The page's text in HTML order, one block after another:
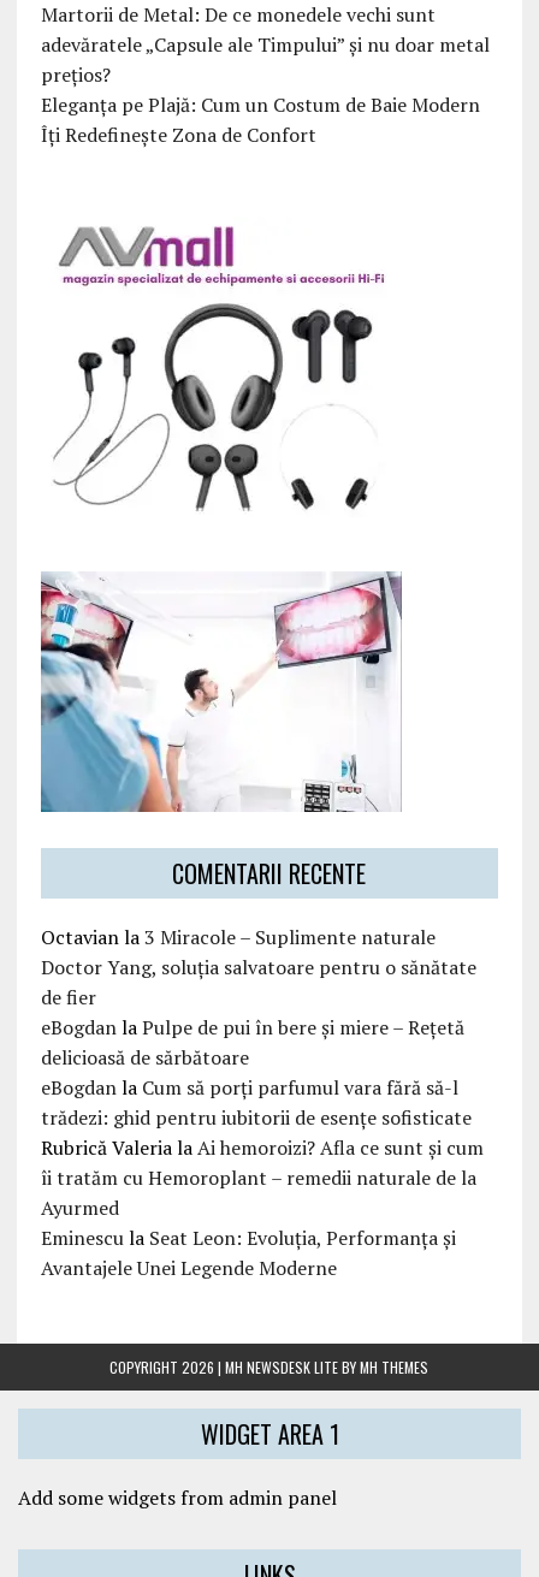
Martorii de Metal: De ce monedele vechi sunt
adevăratele „Capsule ale Timpului” și nu doar metal
prețios?
Eleganța pe Plajă: Cum un Costum de Baie Modern
Îți Redefinește Zona de Confort
COMENTARII RECENTE
Octavianla3 Miracole – Suplimente naturale
Doctor Yang, soluția salvatoare pentru o sănătate
de fier
eBogdanlaPulpe de pui în bere și miere – Rețetă
delicioasă de sărbătoare
eBogdanla Cum să porți parfumul vara fără să-l
trădezi: ghid pentru iubitorii de esențe sofisticate
Rubrică ValerialaAi hemoroizi? Afla ce sunt și cum
îi tratăm cu Hemoroplant – remedii naturale de la
Ayurmed
Eminescula Seat Leon: Evoluția, Performanța și
Avantajele Unei Legende Moderne
COPYRIGHT 2026 | MH NEWSDESK LITE BYMH THEMES
WIDGET AREA 1
Add some widgets from admin panel